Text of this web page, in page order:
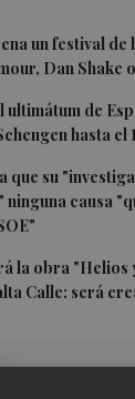
un festival de
Dan Shake
ultimátum de
hasta el
que su
causa
la obra "Helios
Calle: será